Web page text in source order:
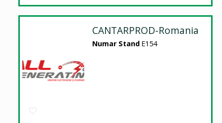
CANTARPROD-Romania
Numar Stand E154